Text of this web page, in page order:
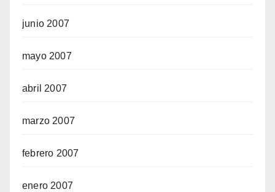
junio 2007
mayo 2007
abril 2007
marzo 2007
febrero 2007
enero 2007